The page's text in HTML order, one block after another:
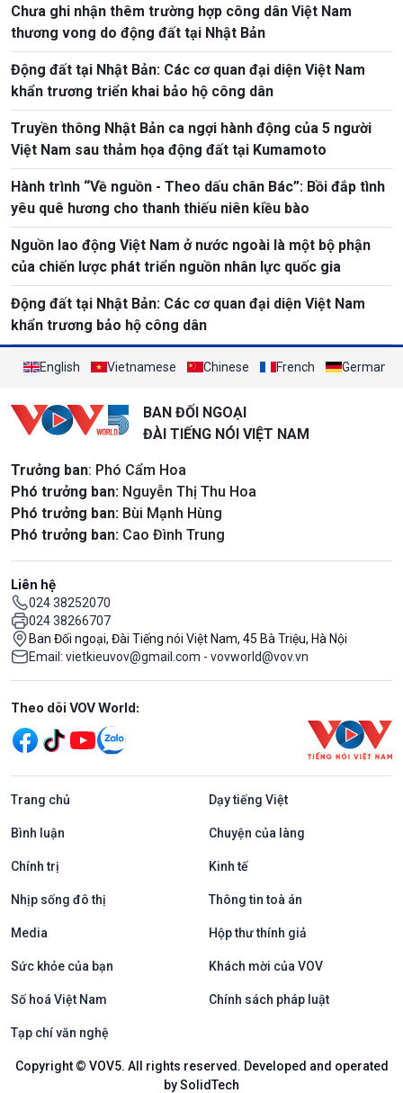
Chưa ghi nhận thêm trường hợp công dân Việt Nam
thương vong do động đất tại Nhật Bản
Động đất tại Nhật Bản: Các cơ quan đại diện Việt Nam
khẩn trương triển khai bảo hộ công dân
Truyền thông Nhật Bản ca ngợi hành động của 5 người
Việt Nam sau thảm họa động đất tại Kumamoto
Hành trình “Về nguồn - Theo dấu chân Bác”: Bồi đắp tình
yêu quê hương cho thanh thiếu niên kiều bào
Nguồn lao động Việt Nam ở nước ngoài là một bộ phận
của chiến lược phát triển nguồn nhân lực quốc gia
Động đất tại Nhật Bản: Các cơ quan đại diện Việt Nam
khẩn trương bảo hộ công dân
English Vietnamese Chinese French German
BAN ĐỐI NGOẠI
ĐÀI TIẾNG NÓI VIỆT NAM
Trưởng ban: Phó Cẩm Hoa
Phó trưởng ban: Nguyễn Thị Thu Hoa
Phó trưởng ban: Bùi Mạnh Hùng
Phó trưởng ban: Cao Đình Trung
Liên hệ
024 38252070
024 38266707
Ban Đối ngoại, Đài Tiếng nói Việt Nam, 45 Bà Triệu, Hà Nội
Email: vietkieuvov@gmail.com - vovworld@vov.vn
Mạng xã hội
Theo dõi VOV World:
Trang chủ Dạy tiếng Việt
Bình luận Chuyện của làng
Chính trị Kinh tế
Nhịp sống đô thị Thông tin toà án
Media Hộp thư thính giả
Sức khỏe của bạn Khách mời của VOV
Số hoá Việt Nam Chính sách pháp luật
Tạp chí văn nghệ
Copyright © VOV5. All rights reserved. Developed and operated
by SolidTech